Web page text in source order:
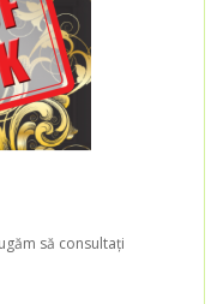
să consultați